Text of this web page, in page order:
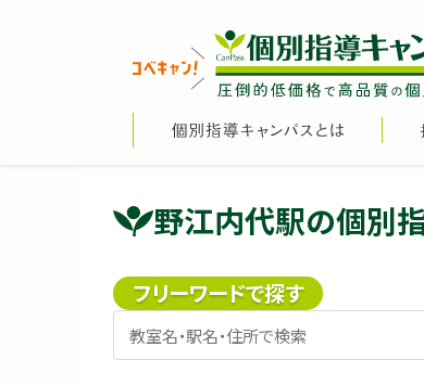
野江内代駅の個別
フリーワードで探す